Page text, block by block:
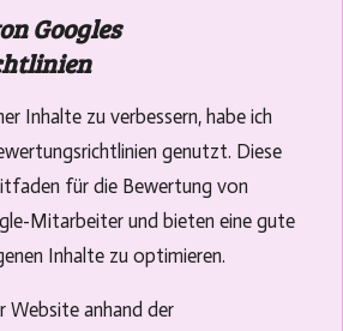
Googles
Inhalte zu verbessern, habe ich
genutzt. Diese
für die Bewertung von
Mitarbeiter und bieten eine gute
Inhalte zu optimieren.
Website anhand der